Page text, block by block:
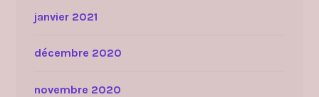
janvier 2021
décembre 2020
novembre 2020